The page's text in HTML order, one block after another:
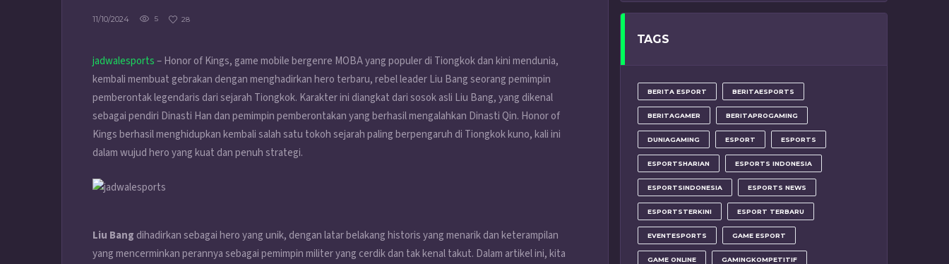
11/10/2024 5 28
jadwalesports– Honor of Kings, game mobile bergenre MOBA yang populer di Tiongkok dan kini mendunia,
kembali membuat gebrakan dengan menghadirkan hero terbaru, rebel leader Liu Bang seorang pemimpin
pemberontak legendaris dari sejarah Tiongkok. Karakter ini diangkat dari sosok asli Liu Bang, yang dikenal
sebagai pendiri Dinasti Han dan pemimpin pemberontakan yang berhasil mengalahkan Dinasti Qin. Honor of
Kings berhasil menghidupkan kembali salah satu tokoh sejarah paling berpengaruh di Tiongkok kuno, kali ini
dalam wujud hero yang kuat dan penuh strategi.
Liu Bang dihadirkan sebagai hero yang unik, dengan latar belakang historis yang menarik dan keterampilan
yang mencerminkan perannya sebagai pemimpin militer yang cerdik dan tak kenal takut. Dalam artikel ini, kita
TAGS
BERITA ESPORT BERITAESPORTS
BERITAGAMER BERITAPROGAMING
DUNIAGAMING ESPORT ESPORTS
ESPORTSHARIAN ESPORTS INDONESIA
ESPORTSINDONESIA ESPORTS NEWS
ESPORTSTERKINI ESPORT TERBARU
EVENTESPORTS GAME ESPORT
GAME ONLINE GAMINGKOMPETITIF